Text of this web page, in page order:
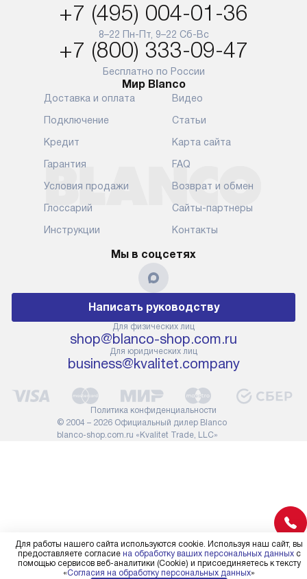
аксессуаров не предусмотрена.
Для доставки в другие регионы
мы используем услуги
транспортной компании.
Уточняйте все условия доставки
у нашего менеджера при
оформлении заказа.
В установленный день наша
упакованный прибор прямо
к вашей двери или до прихожей.
Если вам необходимо
переместить прибор к месту его
установки, пожалуйста,
предварительно обсудите это
с нашим менеджером. Эта
подлежит оплате. Важно
помнить, что если размеры
прибора не позволяют его
проходу через дверной проем,
сотрудники транспортной
службы не имеют права
или другие выступающие
элементы, так как это может
повлиять на гарантийное
обслуживание в будущем.
возможные
Готовые
первый
расходных
требуется
+7 (495) 004-01-36
8–22 Пн-Пт, 9–22 Сб-Вс
+7 (800) 333-09-47
Бесплатно по России
Мир Blanco
Доставка и оплата
Подключение
Кредит
Гарантия
Условия продажи
Глоссарий
Инструкции
Видео
Статьи
Карта сайта
FAQ
Возврат и обмен
Сайты-партнеры
Контакты
Мы в соцсетях
Написать руководству
Для физических лиц
shop@blanco-shop.com.ru
Для юридических лиц
business@kvalitet.company
© 2004 – 2026 Официальный дилер Blanco
blanco-shop.com.ru «Kvalitet Trade, LLC»
Политика конфиденциальности
Для работы нашего сайта используются cookie. Используя наш сайт, вы
предоставляете согласие на обработку ваших персональных данныхс
помощью сервисов веб-аналитики (Cookie) и присоединяетесь к тексту
«Согласия на обработку персональных данных»